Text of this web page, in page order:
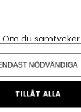
Om du
du den
NÖDVÄNDIGA
TILLÅT ALLA